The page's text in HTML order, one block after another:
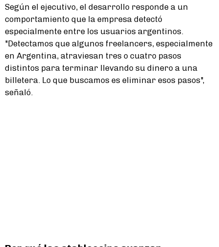
Según el ejecutivo, el desarrollo responde a un
comportamiento que la empresa detectó
especialmente entre los usuarios argentinos.
"Detectamos que algunos freelancers, especialmente
en Argentina, atraviesan tres o cuatro pasos
distintos para terminar llevando su dinero a una
billetera. Lo que buscamos es eliminar esos pasos",
señaló.